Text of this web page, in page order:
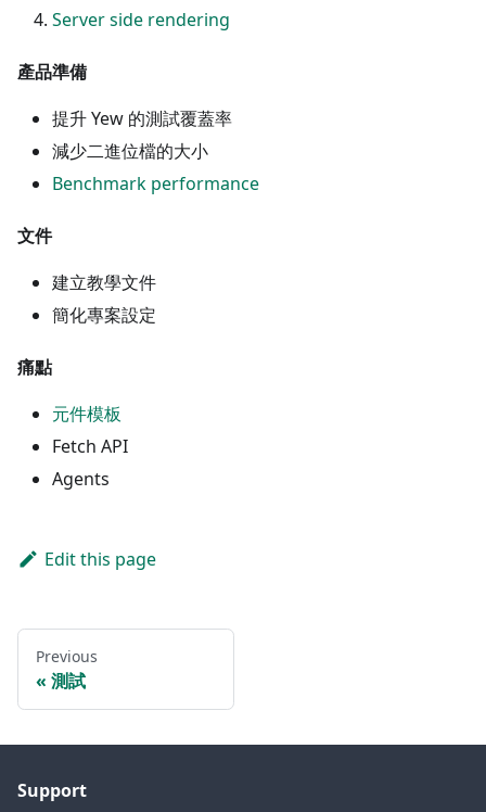
Server side rendering
產品準備
提升 Yew 的測試覆蓋率
減少二進位檔的大小
Benchmark performance
文件
建立教學文件
簡化專案設定
痛點
元件模板
Fetch API
Agents
Edit this page
Previous
測試
Support